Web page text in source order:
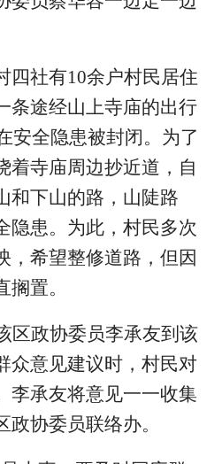
四社有10余户村民居住
条途经山上寺庙的出行
安全隐患被封闭。为了
着寺庙周边抄近道，自
和下山的路，山陡路
隐患。为此，村民多次
，希望整修道路，但因
置。
区政协委员李承友到该
众意见建议时，村民对
李承友将意见一一收集
协委员联络办。